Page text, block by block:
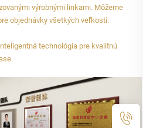
výrobnými linkami. Môžeme
objednávky všetkých veľkostí.
technológia pre kvalitnú